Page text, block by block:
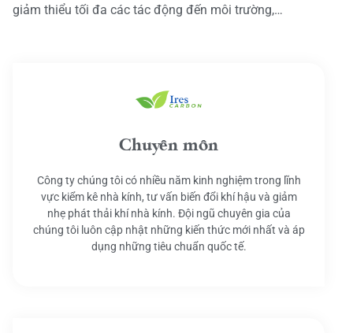
giảm thiểu tối đa các tác động đến môi trường,…
Chuyên môn
Công ty chúng tôi có nhiều năm kinh nghiệm trong lĩnh
vực kiểm kê nhà kính, tư vấn biến đổi khí hậu và giảm
nhẹ phát thải khí nhà kính. Đội ngũ chuyên gia của
chúng tôi luôn cập nhật những kiến thức mới nhất và áp
dụng những tiêu chuẩn quốc tế.